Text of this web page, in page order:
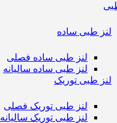
لنز طبی ساده
لنز طبی ساده فصلی
لنز طبی ساده سالیانه
لنز طبی توریک
لنز طبی توریک فصلی
لنز طبی توریک سالیانه